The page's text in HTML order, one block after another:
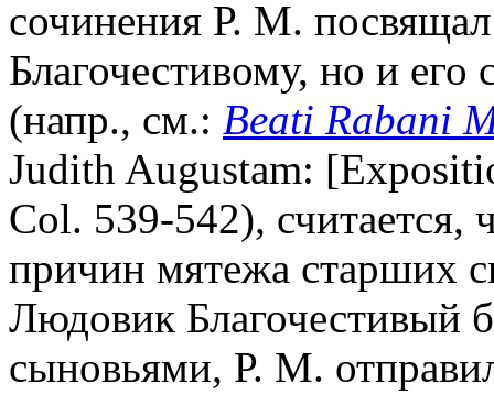
сочинения Р. М.
Благочестивому, но и
(напр., см.: Beati Rabani
Judith Augustam:
Col. 539-542), считается,
причин мятежа старших
Людовик Благочестивый
сыновьями, Р. М.